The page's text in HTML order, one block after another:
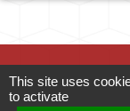
This site uses
to activate